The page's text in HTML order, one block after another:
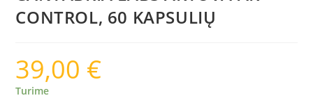
CONTROL, 60 KAPSULIŲ
39,00 €
Turime